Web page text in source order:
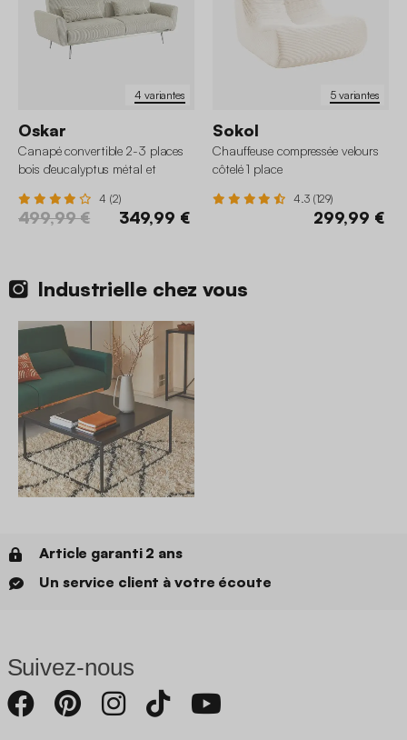
4 variantes
Oskar
Canapé convertible 2-3 places
bois d'eucalyptus métal et
4 (2)
499,99 € 349,99 €
5 variantes
Sokol
Chauffeuse compressée velours
côtelé 1 place
4.3 (129)
299,99 €
Industrielle chez vous
Article garanti 2 ans
Un service client à votre écoute
Suivez-nous